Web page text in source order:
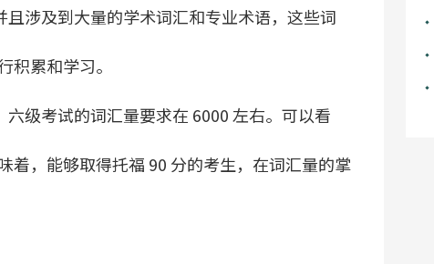
涉及到大量的学术词汇和专业术语，这些词
累和学习。
级考试的词汇量要求在 6000 左右。可以看
着，能够取得托福 90 分的考生，在词汇量的掌